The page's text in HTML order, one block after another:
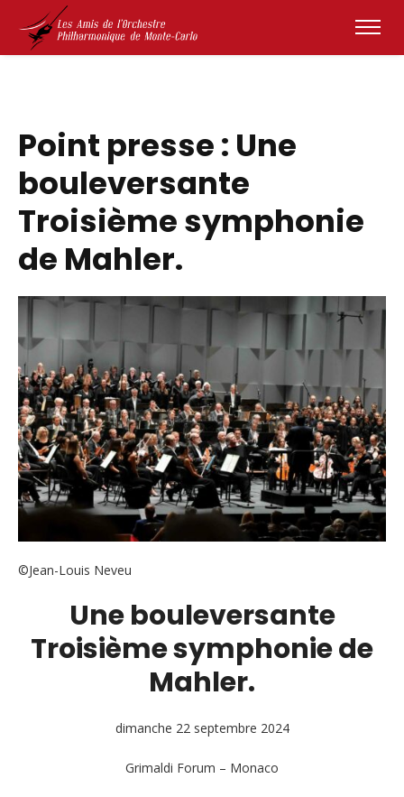
Point presse : Une
bouleversante
Troisième symphonie
de Mahler.
©Jean-Louis Neveu
Une bouleversante
Troisième symphonie de
Mahler.
dimanche 22 septembre 2024
Grimaldi Forum – Monaco